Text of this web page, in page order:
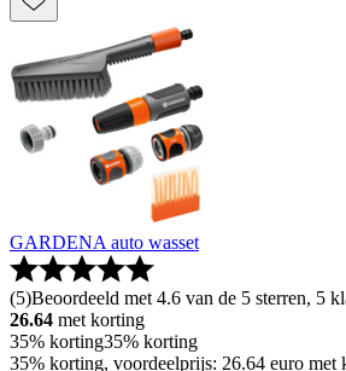
GARDENA auto wasset
(5)Beoordeeld met 4.6 van de 5 sterren, 5
26.64 met korting
35% korting35% korting
35% korting, voordeelprijs: 26.64 euro met